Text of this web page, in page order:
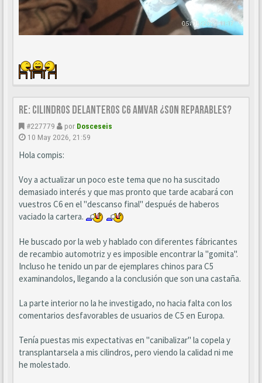
Re: CILINDROS DELANTEROS C6 AMVAR ¿SON REPARABLES?
#227779 por Dosceseis
10 May 2026, 21:59
Hola compis:
Voy a actualizar un poco este tema que no ha suscitado
demasiado interés y que mas pronto que tarde acabará con
vuestros C6 en el "descanso final" después de haberos
vaciado la cartera.
He buscado por la web y hablado con diferentes fábricantes
de recambio automotriz y es imposible encontrar la "gomita".
Incluso he tenido un par de ejemplares chinos para C5
examinandolos, llegando a la conclusión que son una castaña.
La parte interior no la he investigado, no hacia falta con los
comentarios desfavorables de usuarios de C5 en Europa.
Tenía puestas mis expectativas en "canibalizar" la copela y
transplantarsela a mis cilindros, pero viendo la calidad ni me
he molestado.